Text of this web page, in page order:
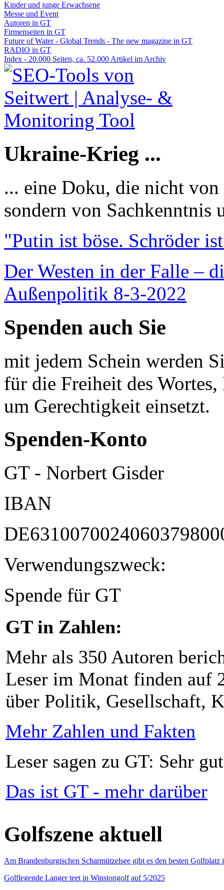
Kinder und junge Erwachsene
Messe und Event
Autoren in GT
Firmenseiten in GT
Future of Water - Global Trends - The new magazine in GT
RADIO in GT
Index - 20.000 Seiten, ca. 52.000 Artikel im Archiv
Ukraine-Krieg ...
... eine Doku, die nicht
sondern von Sachkenntnis
"Putin ist böse. Schröder
Der Westen in der Falle –
Außenpolitik 8-3-2022
Spenden auch Sie
mit jedem Schein werden
für die Freiheit des
um Gerechtigkeit einsetzt.
Spenden-Konto
GT - Norbert Gisder
IBAN
Verwendungszweck:
Spende für GT
GT in Zahlen:
Mehr als 350 Autoren
Leser im Monat finden auf
über Politik, Gesellschaft,
Mehr Zahlen und Fakten
Leser sagen zu GT: Sehr
Das ist GT - mehr darüber
Golfszene aktuell
Am Brandenburgischen Scharmützelsee gibt es den besten
Golflegende Langer teet in Winstongolf auf 5/2025